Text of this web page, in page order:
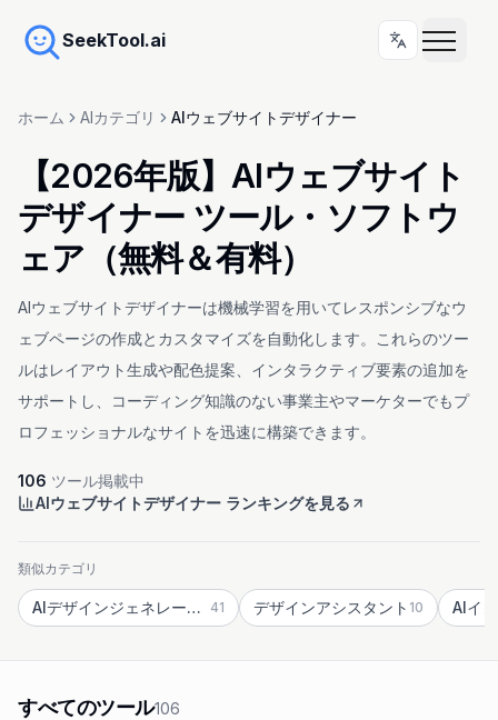
SeekTool.ai
ホーム AIカテゴリ AIウェブサイトデザイナー
【2026年版】AIウェブサイト
デザイナー ツール・ソフトウ
ェア（無料＆有料）
AIウェブサイトデザイナーは機械学習を用いてレスポンシブなウ
ェブページの作成とカスタマイズを自動化します。これらのツー
ルはレイアウト生成や配色提案、インタラクティブ要素の追加を
サポートし、コーディング知識のない事業主やマーケターでもプ
ロフェッショナルなサイトを迅速に構築できます。
106 ツール掲載中
AIウェブサイトデザイナー ランキングを見る
類似カテゴリ
AIデザインジェネレーター 41 デザインアシスタント 10
すべてのツール106